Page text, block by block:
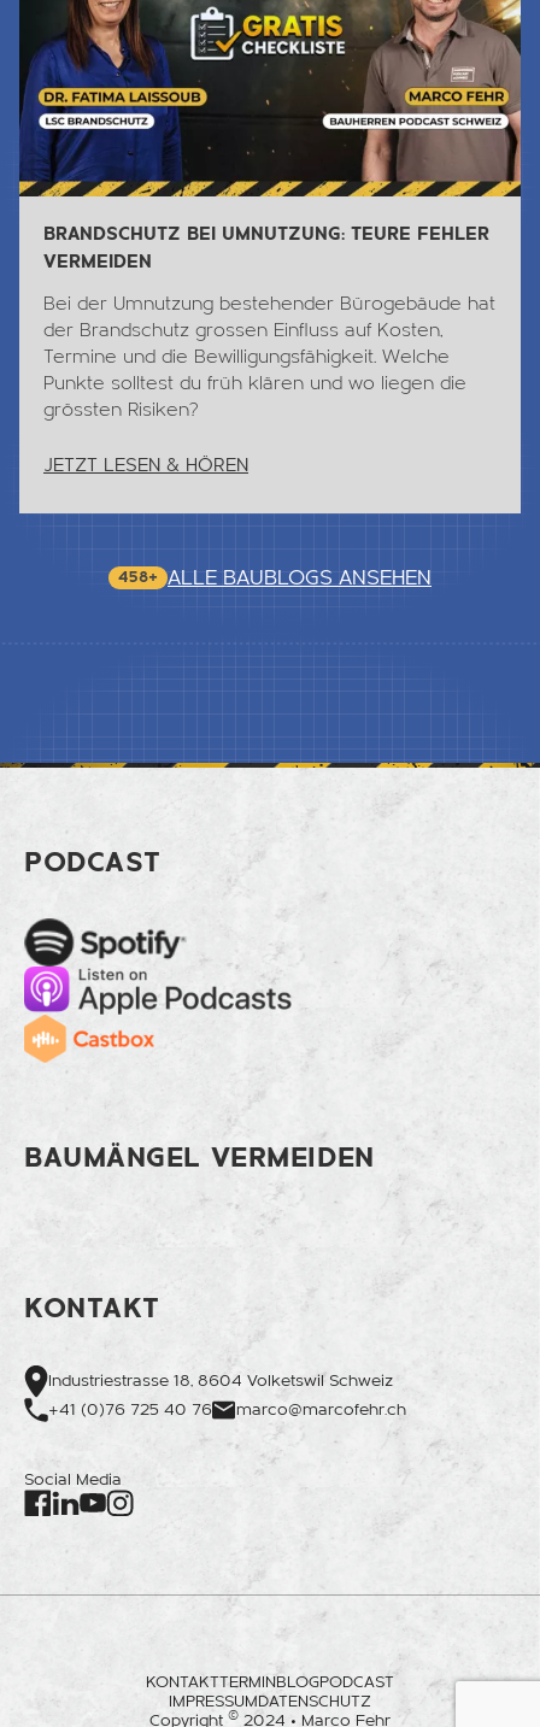
BRANDSCHUTZ BEI UMNUTZUNG: TEURE FEHLER
VERMEIDEN
Bei der Umnutzung bestehender Bürogebäude hat
der Brandschutz grossen Einfluss auf Kosten,
Termine und die Bewilligungsfähigkeit. Welche
Punkte solltest du früh klären und wo liegen die
grössten Risiken?
JETZT LESEN & HÖREN
458+ ALLE BAUBLOGS ANSEHEN
Footer Lohnt sich die Viertagewoche?
PODCAST
Spotify
Apple Music
Cast
BAUMÄNGEL VERMEIDEN
KONTAKT
Industriestrasse 18, 8604 Volketswil Schweiz
+41 (0)76 725 40 76
marco@marcofehr.ch
Social Media
Facebook
LinkedIn
Youtube
Instagram
KONTAKTTERMINBLOGPODCAST
IMPRESSUMDATENSCHUTZ
Copyright © 2024 • Marco Fehr